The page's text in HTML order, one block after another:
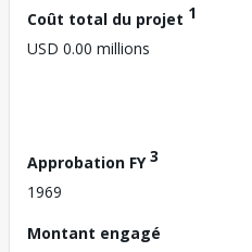
Coût total du projet 1
USD 0.00 millions
Approbation FY3
1969
Montant engagé